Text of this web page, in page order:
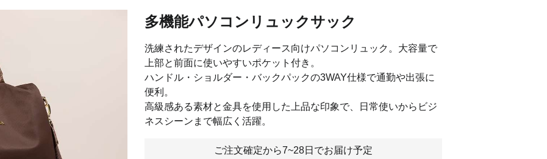
多機能パソコンリュックサック
洗練されたデザインのレディース向けパソコンリュック。大容量で
上部と前面に使いやすいポケット付き。
ハンドル・ショルダー・バックパックの3WAY仕様で通勤や出張に
便利。
高級感ある素材と金具を使用した上品な印象で、日常使いからビジ
ネスシーンまで幅広く活躍。
ご注文確定から7~28日でお届け予定